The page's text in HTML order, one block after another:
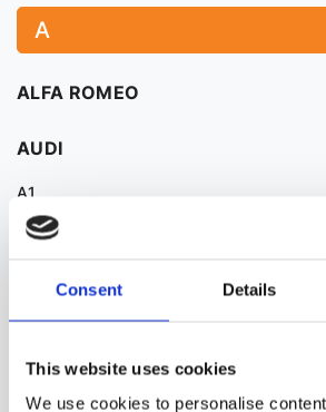
Consent Details
This website uses cookies
We use cookies to personalise
A
ALFA ROMEO
AUDI
A1
A3
A6
Дивитися більше